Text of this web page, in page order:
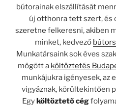
bútorainak elszállítását
új otthonra tett szert, és
szeretne felkeresni, akiben
minket, kedvező
Munkatársaink sok éves
mögött a költöztetés
munkájukra igényesek, az
vigyáznak, körültekintően
Egyköltöztető cég